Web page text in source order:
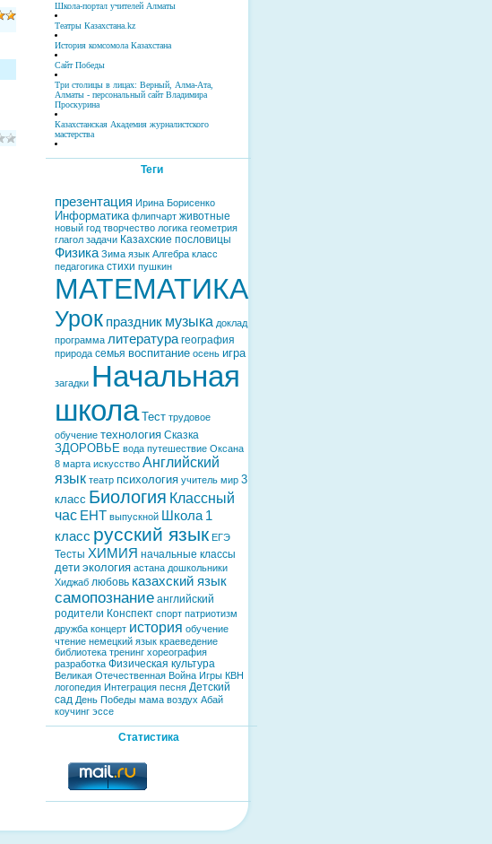
Школа-портал учителей Алматы
Театры Казахстана.kz
История комсомола Казахстана
Сайт Победы
Три столицы в лицах: Верный, Алма-Ата,
Алматы - персональный сайт Владимира
Проскурина
Казахстанская Академия журналистского
мастерства
Теги
презентация Ирина Борисенко
Информатика флипчарт животные
новый год творчество логика геометрия
глагол задачи Казахские пословицы
Физика Зима язык Алгебра класс
педагогика стихи пушкин
МАТЕМАТИКА
Урок праздник музыка доклад
программа литература география
природа семья воспитание осень игра
загадки Начальная
школа Тест трудовое
обучение технология Сказка
ЗДОРОВЬЕ вода путешествие Оксана
8 марта искусство Английский
язык театр психология учитель мир 3
класс Биология Классный
час ЕНТ выпускной Школа 1
класс русский язык ЕГЭ
Тесты ХИМИЯ начальные классы
дети экология астана дошкольники
Хиджаб любовь казахский язык
самопознание английский
родители Конспект спорт патриотизм
дружба концерт история обучение
чтение немецкий язык краеведение
библиотека тренинг хореография
разработка Физическая культура
Великая Отечественная Война Игры КВН
логопедия Интеграция песня Детский
сад День Победы мама воздух Абай
коучинг эссе
Статистика